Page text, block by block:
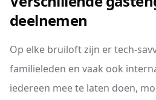
deelnemen
Op elke bruiloft zijn er tech-
familieleden en vaak ook
iedereen mee te laten doen,